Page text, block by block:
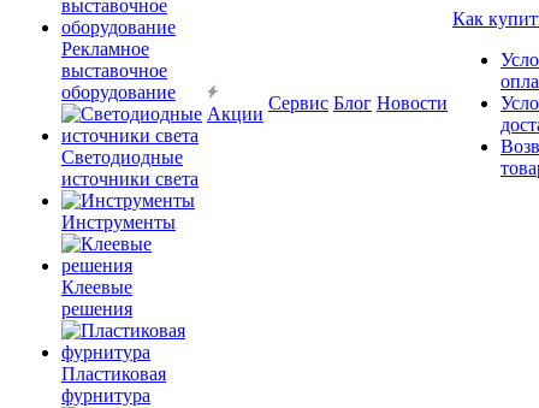
Рекламное
выставочное
оборудование
Светодиодные
источники света
Инструменты
Клеевые
решения
Пластиковая
фурнитура
Акции
Сервис Блог Новости
Как